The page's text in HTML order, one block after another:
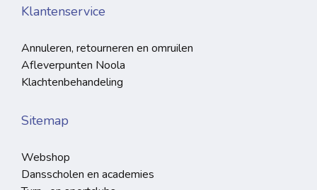
Klantenservice
Annuleren, retourneren en omruilen
Afleverpunten Noola
Klachtenbehandeling
Sitemap
Webshop
Dansscholen en academies